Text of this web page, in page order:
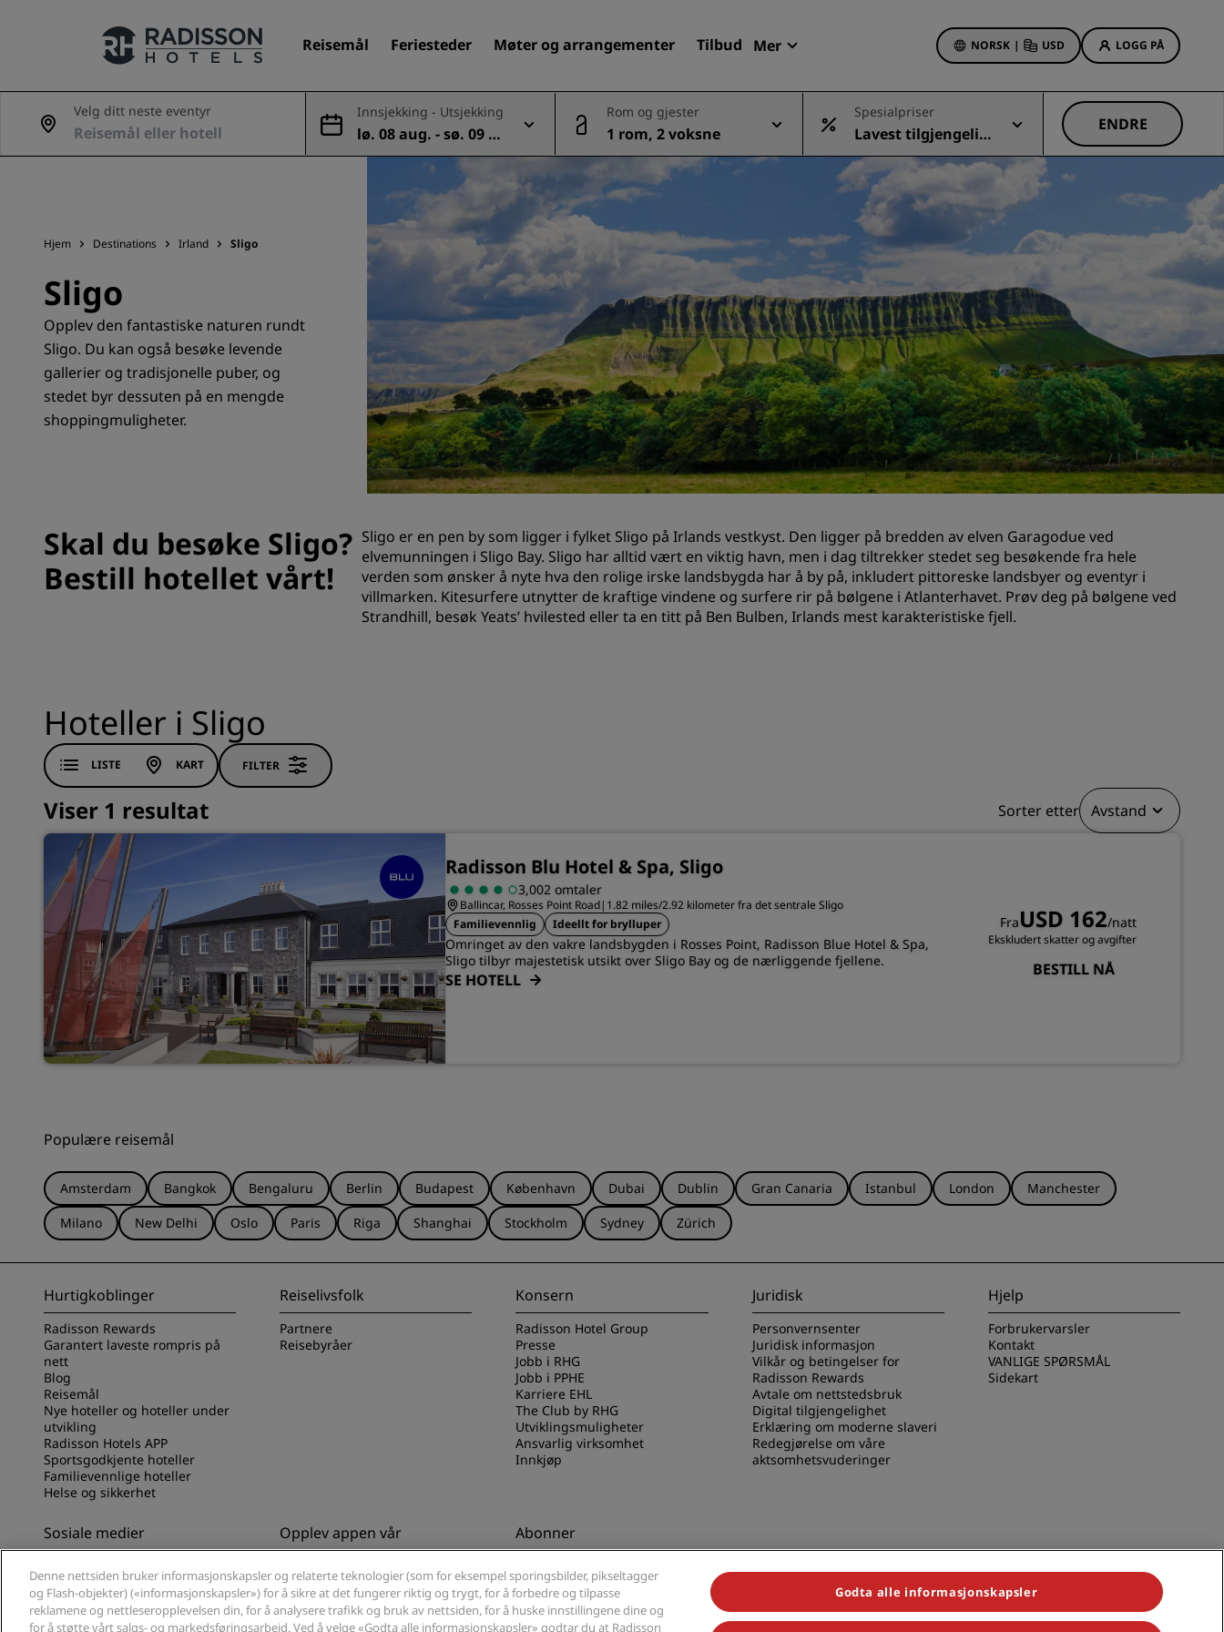
Reisemål Feriesteder Møter og arrangementer Tilbud Mer
Radisson Rewards
Mine bestillinger
NORSK | USD LOGG PÅ
Merkevarene våre
Finn ditt hotell
Reisemål
Betjente leiligheter
Flyplasshoteller
Nye og kommende hoteller
Møter og arrangementer
Opplev Radisson Meetings
Bestill et møterom
Be om et tilbud
Arrangementsreisemål
Bransjeløsninger
Søk etter flyvninger
Søk etter flyvninger
Matservering
Hotelltilbud
Oppdag våre tilbud
Første gang er det ekstra
hyggelig
Deals of the Day
Bestill på forhånd
Se pakkene våre
Reiseideer
Familievennlige hoteller
Rad Pets
Bryllupslokaler
Bærekraftige opphold
Forretningsreisende
Hoteller i sentrum
Se bloggen vår
Bookers and Planners
Velg ditt neste eventyr Innsjekking - Utsjekking
lø. 08 aug. - sø. 09 a
ug.
Rom og gjester
1 rom, 2 voksne
Spesialpriser
Lavest tilgjengelig
pris
ENDRE
Hjem Destinations Irland Sligo
Sligo
Opplev den fantastiske naturen rundt
Sligo. Du kan også besøke levende
gallerier og tradisjonelle puber, og
stedet byr dessuten på en mengde
shoppingmuligheter.
Skal du besøke Sligo?
Bestill hotellet vårt!
Sligo er en pen by som ligger i fylket Sligo på Irlands vestkyst. Den ligger på bredden av elven Garagodue ved
elvemunningen i Sligo Bay. Sligo har alltid vært en viktig havn, men i dag tiltrekker stedet seg besøkende fra hele
verden som ønsker å nyte hva den rolige irske landsbygda har å by på, inkludert pittoreske landsbyer og eventyr i
villmarken. Kitesurfere utnytter de kraftige vindene og surfere rir på bølgene i Atlanterhavet. Prøv deg på bølgene ved
Strandhill, besøk Yeats’ hvilested eller ta en titt på Ben Bulben, Irlands mest karakteristiske fjell.
Hoteller i Sligo
LISTE KART FILTER
Viser 1 resultat Sorter etter Avstand
Radisson Blu Hotel & Spa, Sligo
3,002 omtaler
Ballincar, Rosses Point Road| 1.82 miles/2.92 kilometer fra det sentrale Sligo
Familievennlig
Ideellt for brylluper
Omringet av den vakre landsbygden i Rosses Point, Radisson Blue Hotel & Spa,
Sligo tilbyr majestetisk utsikt over Sligo Bay og de nærliggende fjellene.
SE HOTELL
FraUSD 162/natt
Ekskludert skatter og avgifter
BESTILL NÅ
Populære reisemål
Amsterdam Bangkok Bengaluru Berlin Budapest København Dubai Dublin Gran Canaria Istanbul London
Manchester
Milano
New Delhi Oslo Paris Riga Shanghai Stockholm Sydney Zürich
Hurtigkoblinger
Radisson Rewards
Garantert laveste rompris på
nett
Blog
Reisemål
Nye hoteller og hoteller under
utvikling
Radisson Hotels APP
Sportsgodkjente hoteller
Familievennlige hoteller
Helse og sikkerhet
Reiselivsfolk
Partnere
Reisebyråer
Konsern
Radisson Hotel Group
Presse
Jobb i RHG
Jobb i PPHE
Karriere EHL
The Club by RHG
Utviklingsmuligheter
Ansvarlig virksomhet
Innkjøp
Juridisk
Personvernsenter
Juridisk informasjon
Vilkår og betingelser for
Radisson Rewards
Avtale om nettstedsbruk
Digital tilgjengelighet
Erklæring om moderne slaveri
Redegjørelse om våre
aktsomhetsvuderinger
Hjelp
Forbrukervarsler
Kontakt
VANLIGE SPØRSMÅL
Sidekart
Sosiale medier Opplev appen vår Abonner
populære tilbudene våre
Denne nettsiden bruker informasjonskapsler og relaterte teknologier (som for eksempel sporingsbilder, pikseltagger
og Flash-objekter) («informasjonskapsler») for å sikre at det fungerer riktig og trygt, for å forbedre og tilpasse
reklamene og nettleseropplevelsen din, for å analysere trafikk og bruk av nettsiden, for å huske innstillingene dine og
for å støtte vårt salgs- og markedsføringsarbeid. Ved å velge «Godta alle informasjonskapsler» godtar du at Radisson
Godta alle informasjonskapsler